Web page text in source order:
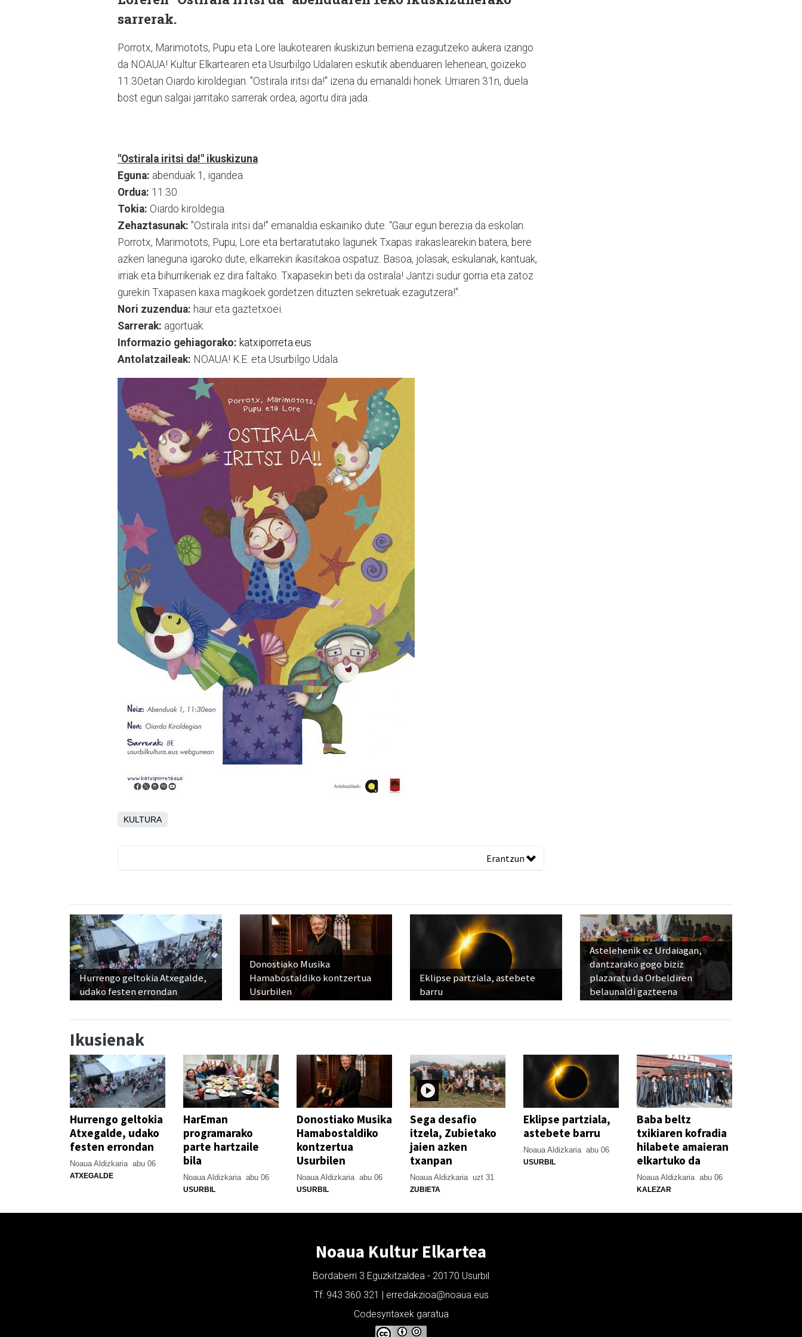
sarrerak.
Porrotx, Marimotots, Pupu eta Lore laukotearen ikuskizun berriena ezagutzeko aukera izango
da NOAUA! Kultur Elkartearen eta Usurbilgo Udalaren eskutik abenduaren lehenean, goizeko
11:30etan Oiardo kiroldegian. "Ostirala iritsi da!" izena du emanaldi honek. Urriaren 31n, duela
bost egun salgai jarritako sarrerak ordea, agortu dira jada.
"Ostirala iritsi da!" ikuskizuna
Eguna: abenduak 1, igandea.
Ordua: 11:30.
Tokia: Oiardo kiroldegia.
Zehaztasunak: "Ostirala iritsi da!" emanaldia eskainiko dute. “Gaur egun berezia da eskolan.
Porrotx, Marimotots, Pupu, Lore eta bertaratutako lagunek Txapas irakaslearekin batera, bere
azken laneguna igaroko dute, elkarrekin ikasitakoa ospatuz. Basoa, jolasak, eskulanak, kantuak,
irriak eta bihurrikeriak ez dira faltako. Txapasekin beti da ostirala! Jantzi sudur gorria eta zatoz
gurekin Txapasen kaxa magikoek gordetzen dituzten sekretuak ezagutzera!".
Nori zuzendua: haur eta gaztetxoei.
Sarrerak: agortuak.
Informazio gehiagorako: katxiporreta.eus
Antolatzaileak: NOAUA! K.E. eta Usurbilgo Udala.
KULTURA
Erantzun
Hurrengo geltokia Atxegalde,
udako festen errondan
Donostiako Musika
Hamabostaldiko kontzertua
Usurbilen
Eklipse partziala, astebete
barru
Astelehenik ez Urdaiagan,
dantzarako gogo biziz
plazaratu da Orbeldiren
belaunaldi gazteena
Ikusienak
Hurrengo geltokia
Atxegalde, udako
festen errondan
Noaua Aldizkaria abu 06
ATXEGALDE
HarEman
programarako
parte hartzaile
bila
Noaua Aldizkaria abu 06
USURBIL
Donostiako Musika
Hamabostaldiko
kontzertua
Usurbilen
Noaua Aldizkaria abu 06
USURBIL
Sega desafio
itzela, Zubietako
jaien azken
txanpan
Noaua Aldizkaria uzt 31
ZUBIETA
Eklipse partziala,
astebete barru
Noaua Aldizkaria abu 06
USURBIL
Baba beltz
txikiaren kofradia
hilabete amaieran
elkartuko da
Noaua Aldizkaria abu 06
KALEZAR
Noaua Kultur Elkartea
Bordaberri 3 Eguzkitzaldea - 20170 Usurbil
Tf: 943 360 321 | erredakzioa@noaua.eus
Codesyntaxek garatua